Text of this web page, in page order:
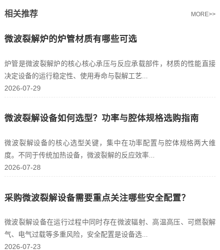
相关推荐 MORE>>
微波裂解炉的炉管材质有哪些可选
炉管是微波裂解炉的核心核心承压与反应承载部件，材质的性能直接
决定设备的运行稳定性、使用寿命与裂解工艺...
2026-07-29
微波裂解设备如何选型？功率与腔体规格选购指南
微波裂解设备的核心选型关键，集中在功率配置与腔体规格两大维
度。不同于传统加热设备，微波裂解的反应效率...
2026-07-28
采购微波裂解设备需要重点关注哪些安全配置？
微波裂解设备在运行过程中同时存在微波辐射、高温高压、可燃裂解
气、电气过载等多重风险，安全配置是设备选...
2026-07-23